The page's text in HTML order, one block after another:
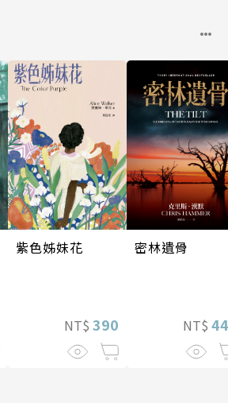
紫色姊妹花
NT$ 390
密林遺骨
NT$